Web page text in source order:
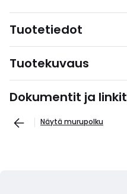
Tuotetiedot
Tuotekuvaus
Dokumentit ja linkit
Näytä murupolku